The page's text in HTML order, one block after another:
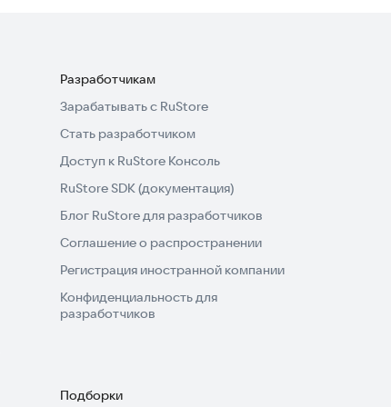
Разработчикам
Зарабатывать с RuStore
Стать разработчиком
Доступ к RuStore Консоль
RuStore SDK (документация)
Блог RuStore для разработчиков
Соглашение о распространении
Регистрация иностранной компании
Конфиденциальность для
разработчиков
Подборки